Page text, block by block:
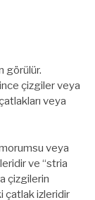
görülür.
çizgiler veya
veya
morumsu veya
ve “stria
çizgilerin
çatlak izleridir